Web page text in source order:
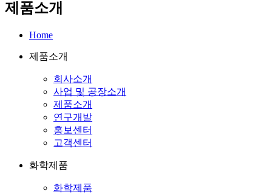
제품소개
Home
제품소개
회사소개
사업 및 공장소개
제품소개
연구개발
홍보센터
고객센터
화학제품
화학제품